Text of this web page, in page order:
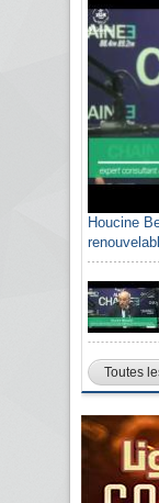
Houcine
Toutes